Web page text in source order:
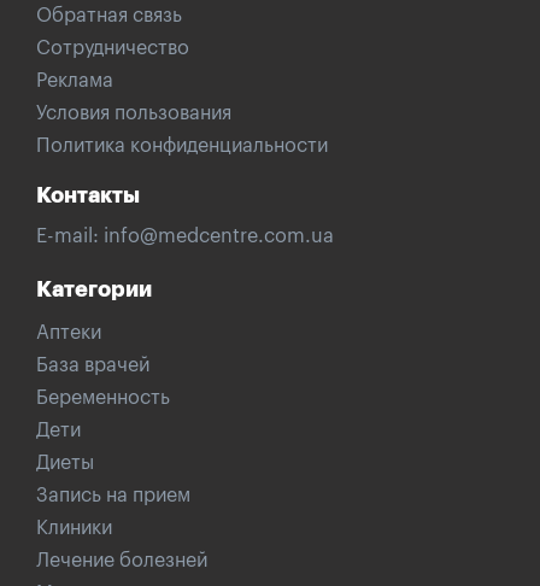
Обратная связь
Сотрудничество
Реклама
Условия пользования
Политика конфиденциальности
Контакты
E-mail: info@medcentre.com.ua
Категории
Аптеки
База врачей
Беременность
Дети
Диеты
Запись на прием
Клиники
Лечение болезней